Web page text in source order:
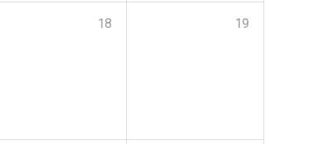
18 19